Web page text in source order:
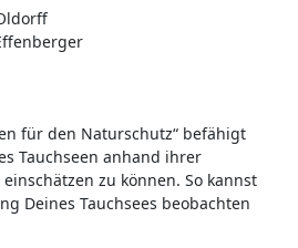
für den Naturschutz“ befähigt
Tauchseen anhand ihrer
zu können. So kannst
Deines Tauchsees beobachten